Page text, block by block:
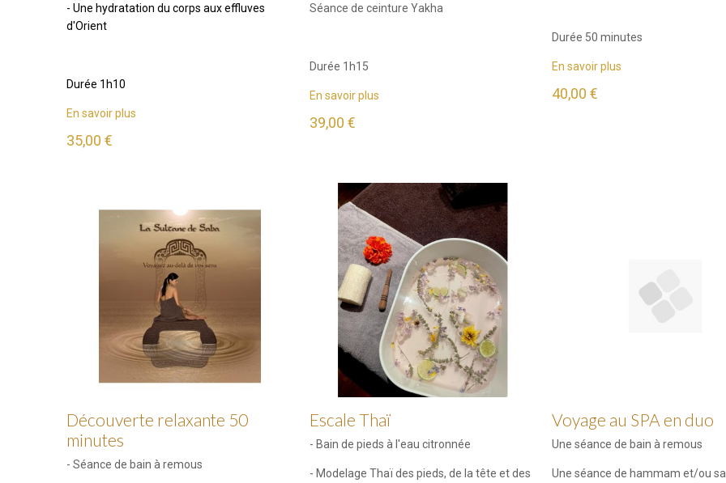
- Une hydratation du corps aux effluves
d'Orient
Durée 1h10
En savoir plus
35,00 €
Séance de ceinture Yakha
Durée 1h15
En savoir plus
39,00 €
Durée 50 minutes
En savoir plus
40,00 €
Découverte relaxante 50
minutes
- Séance de bain à remous
Escale Thaï
- Bain de pieds à l'eau citronnée
- Modelage Thaï des pieds, de la tête et des
Voyage au SPA en duo
Une séance de bain à remous
Une séance de hammam et/ou